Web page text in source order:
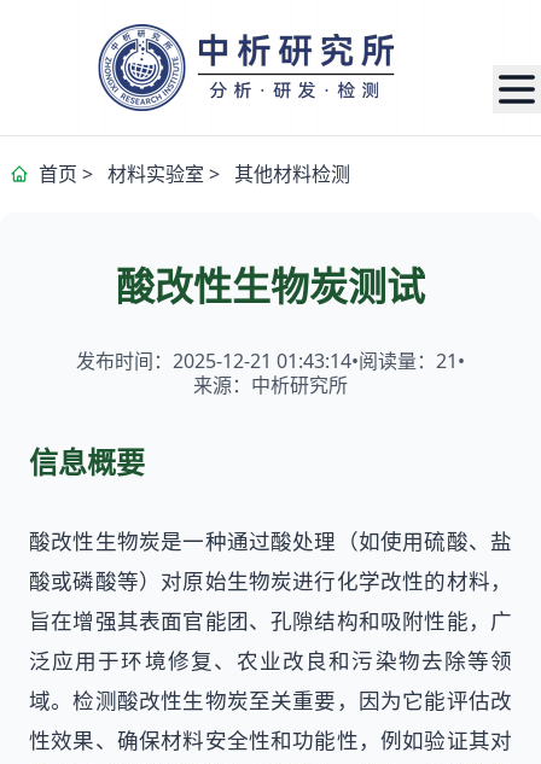
首页 > 材料实验室 > 其他材料检测
酸改性生物炭测试
发布时间：2025-12-21 01:43:14•阅读量： 21•
来源：中析研究所
信息概要
酸改性生物炭是一种通过酸处理（如使用硫酸、盐
酸或磷酸等）对原始生物炭进行化学改性的材料，
旨在增强其表面官能团、孔隙结构和吸附性能，广
泛应用于环境修复、农业改良和污染物去除等领
域。检测酸改性生物炭至关重要，因为它能评估改
性效果、确保材料安全性和功能性，例如验证其对